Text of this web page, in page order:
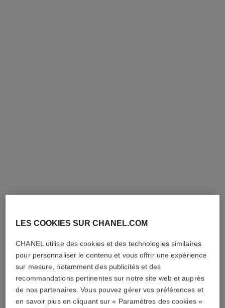
LES COOKIES SUR CHANEL.COM
CHANEL utilise des cookies et des technologies similaires
pour personnaliser le contenu et vous offrir une expérience
sur mesure, notamment des publicités et des
recommandations pertinentes sur notre site web et auprès
de nos partenaires. Vous pouvez gérer vos préférences et
en savoir plus en cliquant sur « Paramètres des cookies »